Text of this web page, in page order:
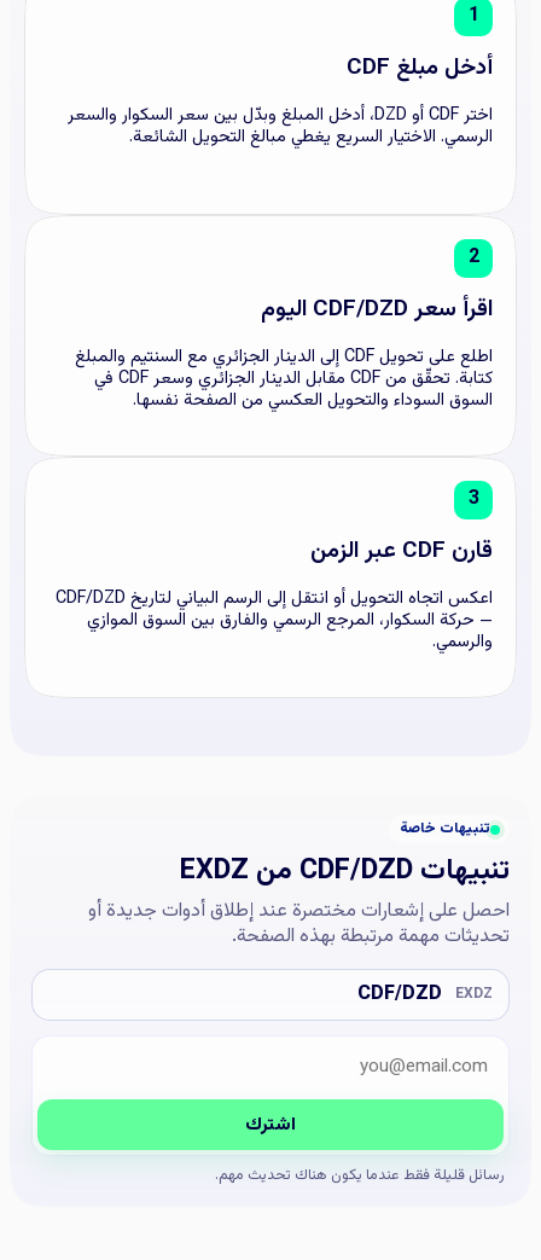
1
أدخل مبلغ CDF
اختر CDF أو DZD، أدخل المبلغ وبدّل بين سعر السكوار والسعر
الرسمي. الاختيار السريع يغطي مبالغ التحويل الشائعة.
2
اقرأ سعر CDF/DZD اليوم
اطلع على تحويل CDF إلى الدينار الجزائري مع السنتيم والمبلغ
كتابة. تحقّق من CDF مقابل الدينار الجزائري وسعر CDF في
السوق السوداء والتحويل العكسي من الصفحة نفسها.
3
قارن CDF عبر الزمن
اعكس اتجاه التحويل أو انتقل إلى الرسم البياني لتاريخ CDF/DZD
— حركة السكوار، المرجع الرسمي والفارق بين السوق الموازي
والرسمي.
تنبيهات خاصة
تنبيهات CDF/DZD من EXDZ
احصل على إشعارات مختصرة عند إطلاق أدوات جديدة أو
تحديثات مهمة مرتبطة بهذه الصفحة.
EXDZ
CDF/DZDالبريد الإلكتروني
Company website
اشترك
رسائل قليلة فقط عندما يكون هناك تحديث مهم.